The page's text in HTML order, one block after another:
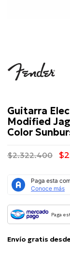
Guitarra
Modified
Color
$2.322.400
Paga
Envío gratis